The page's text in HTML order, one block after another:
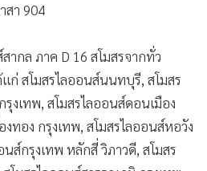
า 904
ากล ภาค D 16 สโมสรจากทั่ว
ก่ สโมสรไลออนส์นนทบุรี, สโมสร
งเทพ, สโมสรไลออนส์ดอนเมือง
งทอง กรุงเทพ, สโมสรไลออนส์หอวัง
ส์กรุงเทพ หลักสี่ วิภาวดี, สโมสร